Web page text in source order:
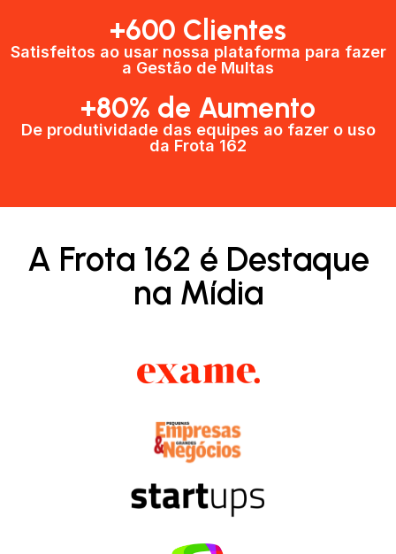
+600 Clientes​
Satisfeitos ao usar nossa plataforma para fazer
a Gestão de Multas​
+80% de Aumento
De produtividade das equipes ao fazer o uso
da Frota 162​
A Frota 162 é Destaque
na Mídia